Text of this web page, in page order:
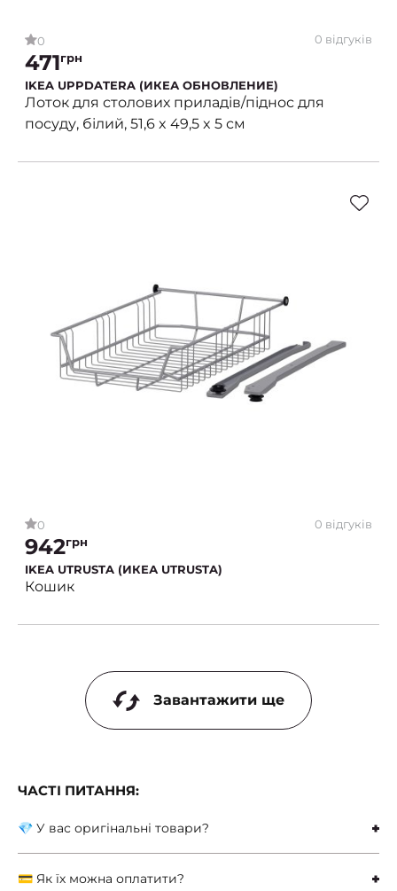
0 0 відгуків
471грн
IKEA UPPDATERA (ИКЕА ОБНОВЛЕНИЕ)
Лоток для столових приладів/піднос для
посуду, білий, 51,6 x 49,5 x 5 см
0 0 відгуків
942грн
IKEA UTRUSTA (ИКЕА UTRUSTA)
Кошик
Завантажити ще
ЧАСТІ ПИТАННЯ:
💎 У вас оригінальні товари?
💳 Як їх можна оплатити?